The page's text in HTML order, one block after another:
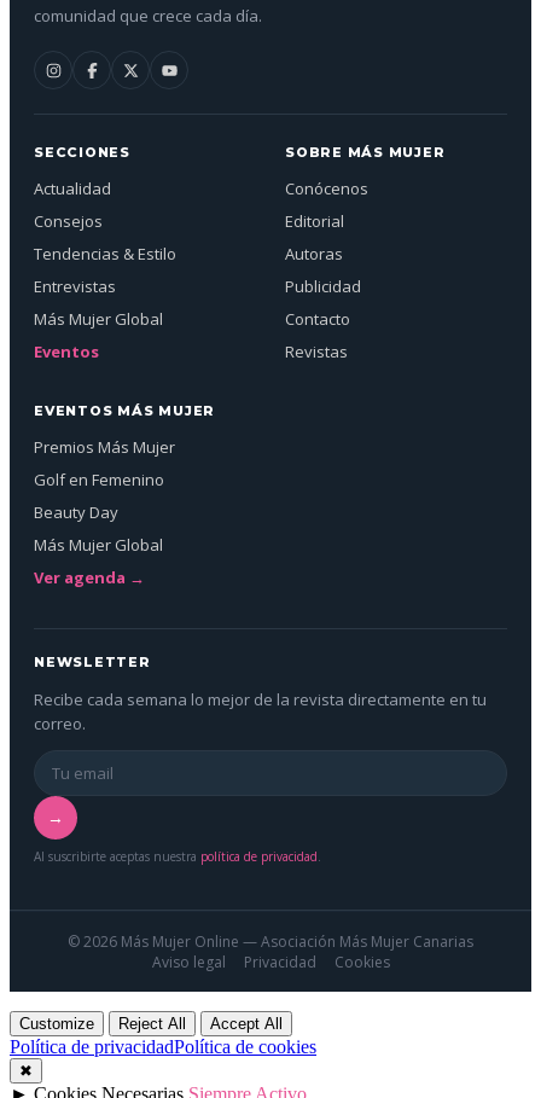
comunidad que crece cada día.
SECCIONES
Actualidad
Consejos
Tendencias & Estilo
Entrevistas
Más Mujer Global
Eventos
SOBRE MÁS MUJER
Conócenos
Editorial
Autoras
Publicidad
Contacto
Revistas
EVENTOS MÁS MUJER
Premios Más Mujer
Golf en Femenino
Beauty Day
Más Mujer Global
Ver agenda →
NEWSLETTER
Recibe cada semana lo mejor de la revista directamente en tu
correo.
→
Al suscribirte aceptas nuestra política de privacidad.
© 2026 Más Mujer Online — Asociación Más Mujer Canarias
Aviso legal
Privacidad Cookies
Customize Reject All Accept All
Política de privacidadPolítica de cookies
✖
► Cookies Necesarias Siempre Activo